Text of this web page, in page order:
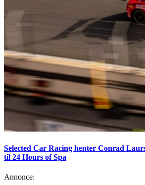
Selected Car Racing henter Conrad
til 24 Hours of Spa
Annonce: